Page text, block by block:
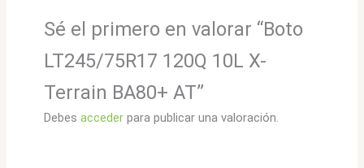
Sé el primero en valorar “Boto
LT245/75R17 120Q 10L X-
Terrain BA80+ AT”
Debes accederpara publicar una valoración.